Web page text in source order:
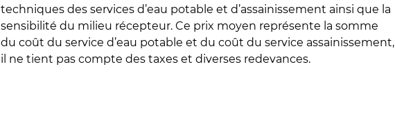
techniques des services d’eau potable et d’assainissement ainsi que la
sensibilité du milieu récepteur. Ce prix moyen représente la somme
du coût du service d’eau potable et du coût du service assainissement,
il ne tient pas compte des taxes et diverses redevances.